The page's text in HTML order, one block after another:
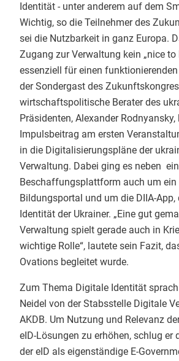
Identität - unter anderem auf dem
Wichtig, so die Teilnehmer des
sei die Nutzbarkeit in ganz Europa.
Zugang zur Verwaltung kein „nice to
essenziell für einen
der Sondergast des
wirtschaftspolitische Berater des
Präsidenten, Alexander
Impulsbeitrag am ersten
in die Digitalisierungspläne der
Verwaltung. Dabei ging es neben
Beschaffungsplattform auch um
Bildungsportal und um die DIIA-
Identität der Ukrainer. „Eine gut
Verwaltung spielt gerade auch in
wichtige Rolle“, lautete sein Fazit,
Ovations begleitet wurde.
Zum Thema Digitale Identität
Neidel von der Stabsstelle Digitale
AKDB. Um Nutzung und Relevanz
eID-Lösungen zu erhöhen, schlug er
der eID als eigenständige E-